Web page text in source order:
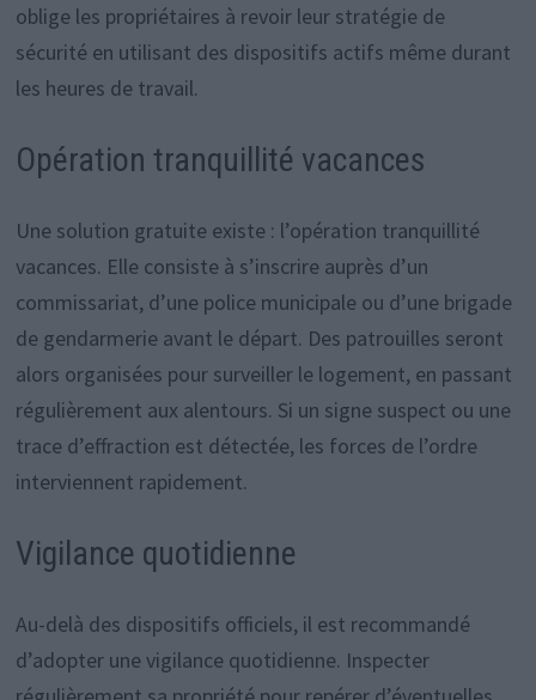
oblige les propriétaires à revoir leur stratégie de
sécurité en utilisant des dispositifs actifs même durant
les heures de travail.
Opération tranquillité vacances
Une solution gratuite existe : l’opération tranquillité
vacances. Elle consiste à s’inscrire auprès d’un
commissariat, d’une police municipale ou d’une brigade
de gendarmerie avant le départ. Des patrouilles seront
alors organisées pour surveiller le logement, en passant
régulièrement aux alentours. Si un signe suspect ou une
trace d’effraction est détectée, les forces de l’ordre
interviennent rapidement.
Vigilance quotidienne
Au-delà des dispositifs officiels, il est recommandé
d’adopter une vigilance quotidienne. Inspecter